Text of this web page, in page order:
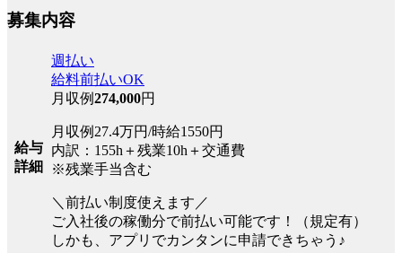
募集内容
給与
詳細
週払い
給料前払いOK
月収例274,000円
月収例27.4万円/時給1550円
内訳：155h＋残業10h＋交通費
※残業手当含む
＼前払い制度使えます／
ご入社後の稼働分で前払い可能です！（規定有）
しかも、アプリでカンタンに申請できちゃう♪